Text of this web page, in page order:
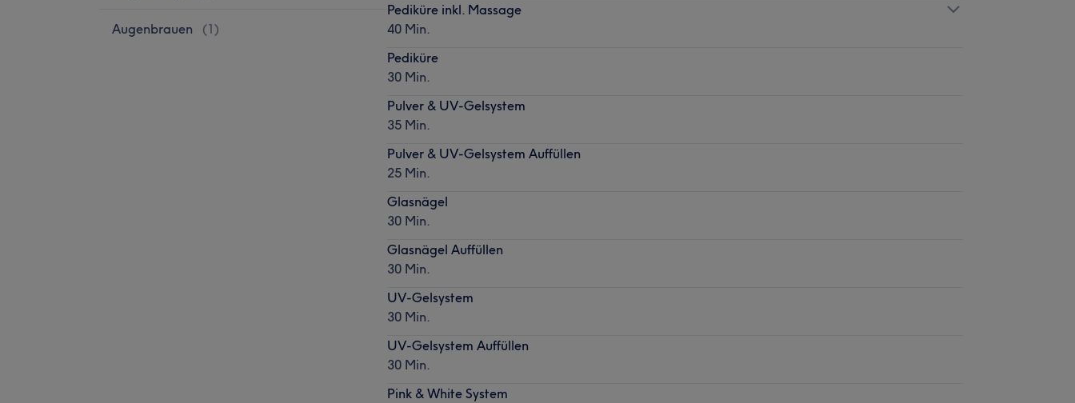
Augenbrauen (1)
Pediküre inkl. Massage
40 Min.
Pediküre
30 Min.
Pulver & UV-Gelsystem
35 Min.
Pulver & UV-Gelsystem Auffüllen
25 Min.
Glasnägel
30 Min.
Glasnägel Auffüllen
30 Min.
UV-Gelsystem
30 Min.
UV-Gelsystem Auffüllen
30 Min.
Pink & White System